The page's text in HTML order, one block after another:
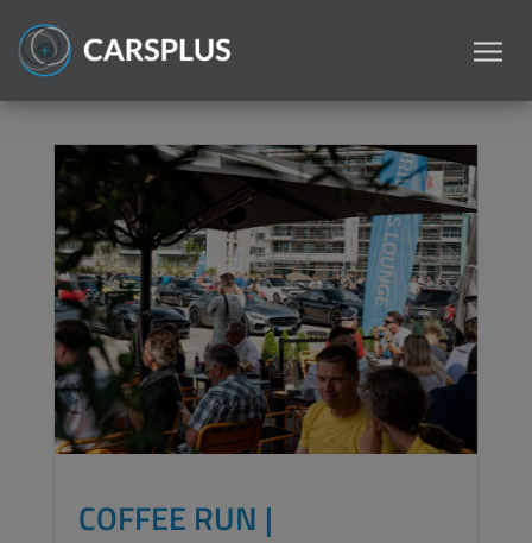
COFFEE RUN |